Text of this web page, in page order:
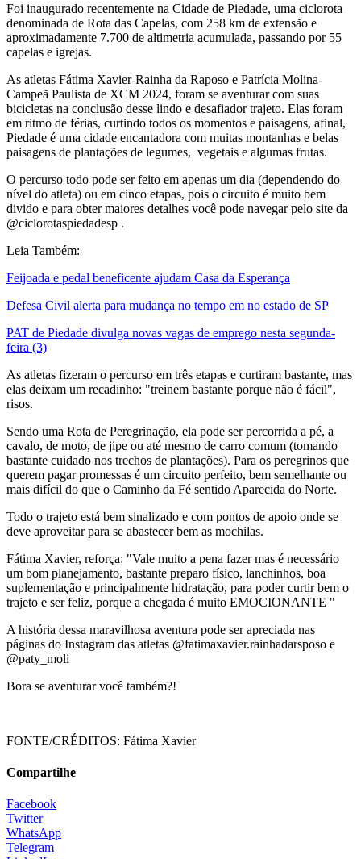
Foi inaugurado recentemente na Cidade de Piedade, uma ciclorota
denominada de Rota das Capelas, com 258 km de extensão e
aproximadamente 7.700 de altimetria acumulada, passando por 55
capelas e igrejas.
As atletas Fátima Xavier-Rainha da Raposo e Patrícia Molina-
Campeã Paulista de XCM 2024, foram se aventurar com suas
bicicletas na conclusão desse lindo e desafiador trajeto. Elas foram
em ritmo de férias, curtindo todos os momentos e paisagens, afinal,
Piedade é uma cidade encantadora com muitas montanhas e belas
paisagens de plantações de legumes, vegetais e algumas frutas.
O percurso todo pode ser feito em apenas um dia (dependendo do
nível do atleta) ou em cinco etapas, pois o circuito é muito bem
divido e para obter maiores detalhes você pode navegar pelo site da
@ciclorotaspiedadesp .
Leia Também:
Feijoada e pedal beneficente ajudam Casa da Esperança
Defesa Civil alerta para mudança no tempo em no estado de SP
PAT de Piedade divulga novas vagas de emprego nesta segunda-
feira (3)
As atletas fizeram o percurso em três etapas e curtiram bastante, mas
elas deixam um recadinho: "treinem bastante porque não é fácil",
risos.
Sendo uma Rota de Peregrinação, ela pode ser percorrida a pé, a
cavalo, de moto, de jipe ou até mesmo de carro comum (tomando
bastante cuidado nos trechos de plantações). Para os peregrinos que
querem pagar promessas é um circuito perfeito, bem semelhante ou
mais difícil do que o Caminho da Fé sentido Aparecida do Norte.
Todo o trajeto está bem sinalizado e com pontos de apoio onde se
deve aproveitar para se abastecer bem as mochilas.
Fátima Xavier, reforça: "Vale muito a pena fazer mas é necessário
um bom planejamento, bastante preparo físico, lanchinhos, boa
suplementação e principalmente hidratação, para poder curtir bem o
trajeto e ser feliz, porque a chegada é muito EMOCIONANTE "
A história dessa maravilhosa aventura pode ser apreciada nas
páginas do Instagram das atletas @fatimaxavier.rainhadarsposo e
@paty_moli
Bora se aventurar você também?!
FONTE/CRÉDITOS: Fátima Xavier
Compartilhe
Facebook
Twitter
WhatsApp
Telegram